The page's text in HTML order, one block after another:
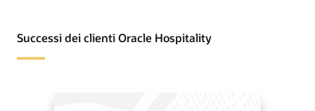
Successi dei clienti Oracle Hospitality